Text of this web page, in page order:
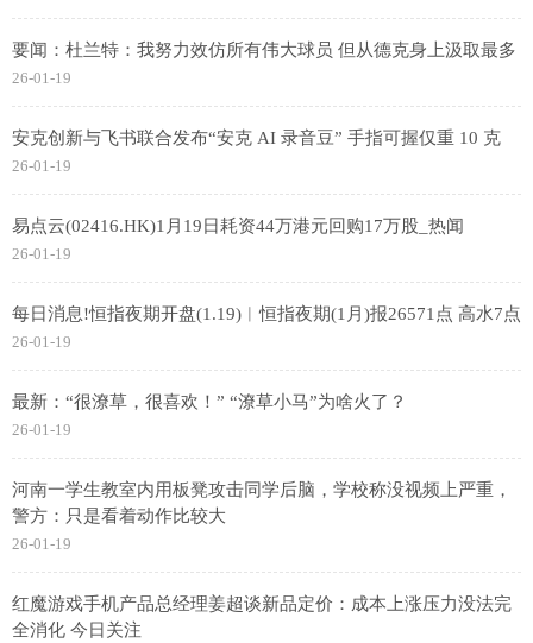
要闻：杜兰特：我努力效仿所有伟大球员 但从德克身上汲取最多
26-01-19
安克创新与飞书联合发布“安克 AI 录音豆” 手指可握仅重 10 克
26-01-19
易点云(02416.HK)1月19日耗资44万港元回购17万股_热闻
26-01-19
每日消息!恒指夜期开盘(1.19)︱恒指夜期(1月)报26571点 高水7点
26-01-19
最新：“很潦草，很喜欢！” “潦草小马”为啥火了？
26-01-19
河南一学生教室内用板凳攻击同学后脑，学校称没视频上严重，
警方：只是看着动作比较大
26-01-19
红魔游戏手机产品总经理姜超谈新品定价：成本上涨压力没法完
全消化 今日关注